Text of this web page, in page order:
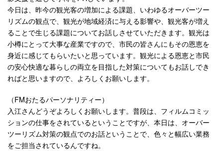
今日は、昨今の観光客の増加による課題、いわゆるオーバーツー
リズムの観点で、観光が地域経済に与える影響や、観光客が増え
ることで生じる課題についてお話しさせていただきます。観光は
小樽にとって大事な産業ですので、市民の皆さんにもその恩恵を
身近に感じてもらいたいと思っています。観光による恩恵と市民
の安心快適な暮らしの両立を目指した対策についてもお話しでき
ればと思いますので、よろしくお願いします。
（FMおたるパーソナリティー）
入江さんどうぞよろしくお願いします。普段は、フィルムコミッ
ションの仕事をされているということですが、本日は、オーバー
ツーリズム対策の観点でのお話ということで、色々と幅広い業務
をご担当されているんですね。